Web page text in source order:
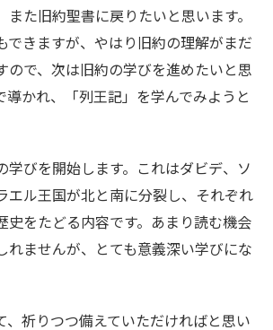
た旧約聖書に戻りたいと思います。
できますが、やはり旧約の理解がまだ
ので、次は旧約の学びを進めたいと思
導かれ、「列王記」を学んでみようと
学びを開始します。これはダビデ、ソ
エル王国が北と南に分裂し、それぞれ
史をたどる内容です。あまり読む機会
れませんが、とても意義深い学びにな
、祈りつつ備えていただければと思い